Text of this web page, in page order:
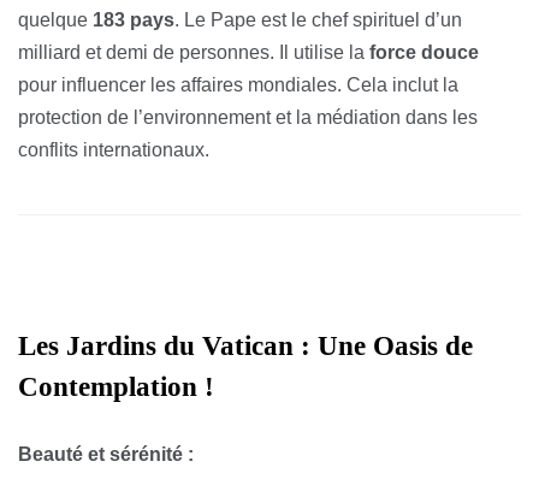
quelque 183 pays. Le Pape est le chef spirituel d’un
milliard et demi de personnes. Il utilise la force douce
pour influencer les affaires mondiales. Cela inclut la
protection de l’environnement et la médiation dans les
conflits internationaux.
Les Jardins du Vatican : Une Oasis de
Contemplation !
Beauté et sérénité :